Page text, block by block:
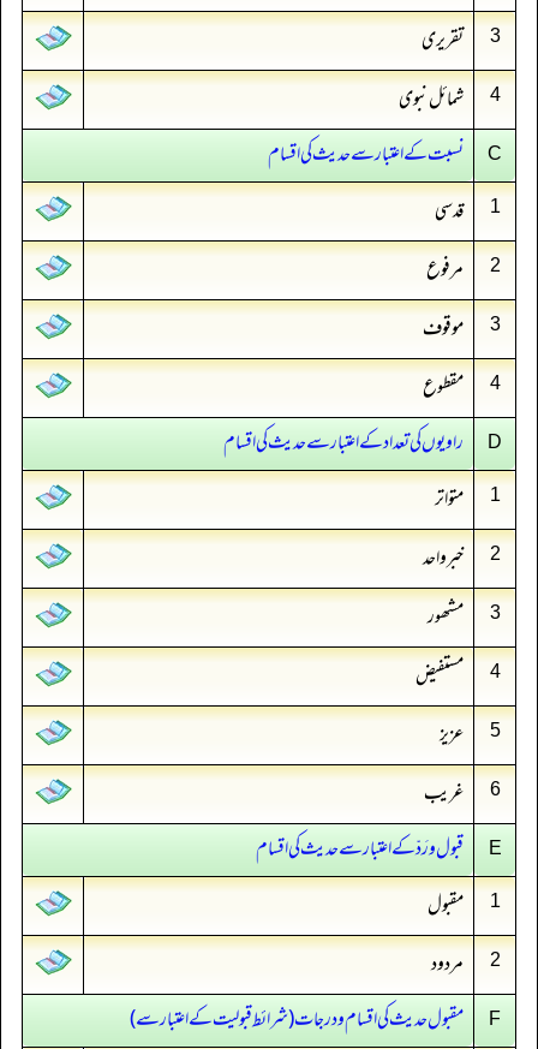
3 تقریری
4 شمائل نبوی
C نسبت کے اعتبار سے حدیث کی اقسام
1 قدسی
2 مرفوع
3 موقوف
4 مقطوع
D راویوں کی تعداد کے اعتبار سے حدیث کی اقسام
1 متواتر
2 خبر واحد
3 مشھور
4 مستفیض
5 عزیز
6 غریب
E قبول ورَدّ کے اعتبار سے حدیث کی اقسام
1 مقبول
2 مردود
F مقبول حدیث کی اقسام و درجات (‏‏‏‏شرائط قبولیت کے اعتبار سے)